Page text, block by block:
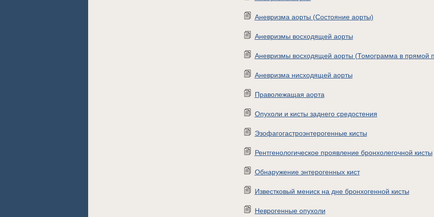
Аневризма аорты (Состояние аорты)
Аневризмы восходящей аорты
Аневризмы восходящей аорты (Томограмма в прямой
Аневризма нисходящей аорты
Праволежащая аорта
Опухоли и кисты заднего средостения
Эзофагогастроэнтерогенные кисты
Рентгенологическое проявление бронхолегочной кисты
Обнаружение энтерогенных кист
Известковый мениск на дне бронхогенной кисты
Неврогенные опухоли